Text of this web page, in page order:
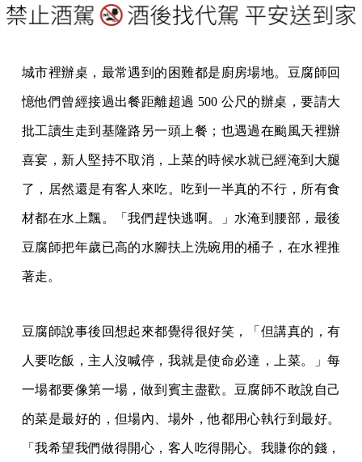
城市裡辦桌，最常遇到的困難都是廚房場地。豆腐師回
憶他們曾經接過出餐距離超過 500 公尺的辦桌，要請大
批工讀生走到基隆路另一頭上餐；也遇過在颱風天裡辦
喜宴，新人堅持不取消，上菜的時候水就已經淹到大腿
了，居然還是有客人來吃。吃到一半真的不行，所有食
材都在水上飄。「我們趕快逃啊。」水淹到腰部，最後
豆腐師把年歲已高的水腳扶上洗碗用的桶子，在水裡推
著走。
豆腐師說事後回想起來都覺得很好笑，「但講真的，有
人要吃飯，主人沒喊停，我就是使命必達，上菜。」每
一場都要像第一場，做到賓主盡歡。豆腐師不敢說自己
的菜是最好的，但場內、場外，他都用心執行到最好。
「我希望我們做得開心，客人吃得開心。我賺你的錢，